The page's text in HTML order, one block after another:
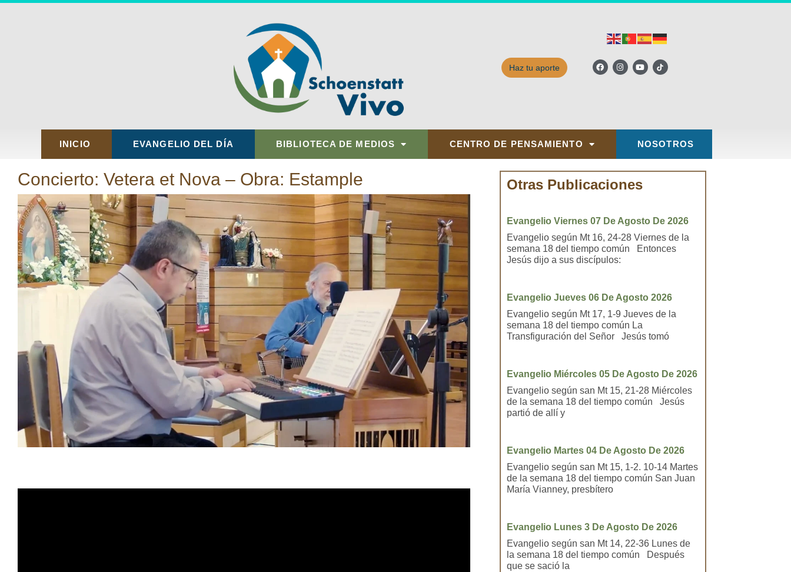
Haz tu aporte
INICIO EVANGELIO DEL DÍA BIBLIOTECA DE MEDIOS CENTRO DE PENSAMIENTO NOSOTROS
Concierto: Vetera et Nova – Obra: Estample Otras Publicaciones
Evangelio Viernes 07 De Agosto De 2026
Evangelio según Mt 16, 24-28 Viernes de la
semana 18 del tiempo común Entonces
Jesús dijo a sus discípulos:
Evangelio Jueves 06 De Agosto 2026
Evangelio según Mt 17, 1-9 Jueves de la
semana 18 del tiempo común La
Transfiguración del Señor Jesús tomó
Evangelio Miércoles 05 De Agosto De 2026
Evangelio según san Mt 15, 21-28 Miércoles
de la semana 18 del tiempo común Jesús
partió de allí y
Evangelio Martes 04 De Agosto De 2026
Evangelio según san Mt 15, 1-2. 10-14 Martes
de la semana 18 del tiempo común San Juan
María Vianney, presbítero
Evangelio Lunes 3 De Agosto De 2026
Evangelio según san Mt 14, 22-36 Lunes de
la semana 18 del tiempo común Después
que se sació la